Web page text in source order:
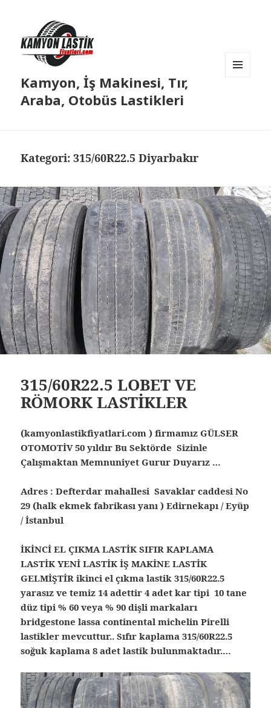
Kamyon, İş Makinesi, Tır,
Araba, Otobüs Lastikleri
Kategori:315/60R22.5 Diyarbakır
315/60R22.5 LOBET VE
RÖMORK LASTİKLER
(kamyonlastikfiyatlari.com ) firmamız GÜLSER
OTOMOTİV 50 yıldır Bu Sektörde Sizinle
Çalışmaktan Memnuniyet Gurur Duyarız …
Adres : Defterdar mahallesi Savaklar caddesi No
29 (halk ekmek fabrikası yanı ) Edirnekapı / Eyüp
/ İstanbul
İKİNCİ EL ÇIKMA LASTİK SIFIR KAPLAMA
LASTİK YENİ LASTİK İŞ MAKİNE LASTİK
GELMİŞTİR ikinci el çıkma lastik 315/60R22.5
yarasız ve temiz 14 adettir 4 adet kar tipi 10 tane
düz tipi % 60 veya % 90 dişli markaları
bridgestone lassa continental michelin Pirelli
lastikler mevcuttur.. Sıfır kaplama 315/60R22.5
soğuk kaplama 8 adet lastik bulunmaktadır.…